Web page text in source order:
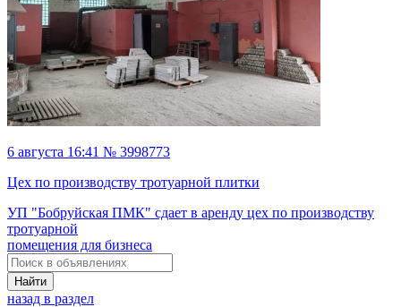
6 августа 16:41 № 3998773
Цех по производству тротуарной плитки
УП "Бобруйская ПМК" сдает в аренду цех по производству
тротуарной
помещения для бизнеса
Найти
назад в раздел